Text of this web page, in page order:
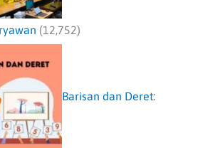
(12,752)
Barisan dan Deret: